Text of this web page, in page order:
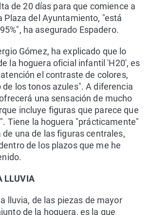
de 20 días para que comience a
Plaza del Ayuntamiento, "está
ha asegurado Espadero.
Gómez, ha explicado que lo
la hoguera oficial infantil 'H20', es
el contraste de colores,
los tonos azules". A diferencia
una sensación de mucho
incluye figuras que parece que
Tiene la hoguera "prácticamente"
una de las figuras centrales,
de los plazos que me he
LLUVIA
lluvia, de las piezas de mayor
de la hoguera, es la que